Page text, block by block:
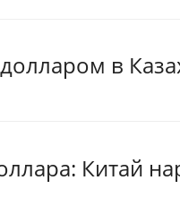
в
Китай